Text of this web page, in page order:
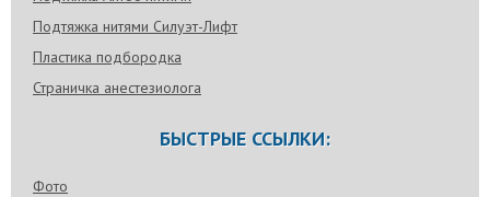
Подтяжка нитями Силуэт-Лифт
Пластика подбородка
Страничка анестезиолога
БЫСТРЫЕ ССЫЛКИ:
Фото